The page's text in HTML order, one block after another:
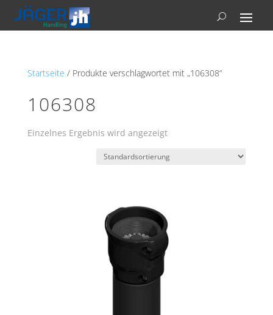
Startseite / Produkte verschlagwortet mit „106308“
106308
Einzelnes Ergebnis wird angezeigt